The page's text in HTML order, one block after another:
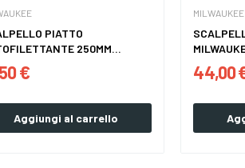
PIATTO
250MM
€
Aggiungi al carrello
MILWAUKEE
44,00